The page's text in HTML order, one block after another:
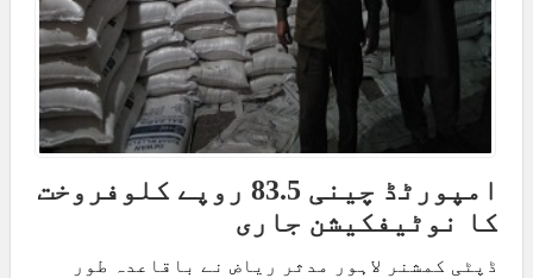
امپورٹڈ چینی 83.5 روپے کلوفروخت
کا نوٹیفکیشن جاری
ڈپٹی کمشنر لاہور مدثر ریاض نے باقاعدہ طور